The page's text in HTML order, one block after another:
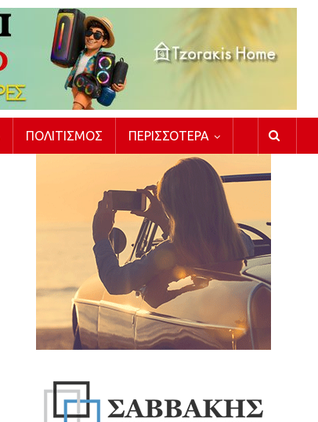
ΠΟΛΙΤΙΣΜΌΣ ΠΕΡΙΣΣΌΤΕΡΑ